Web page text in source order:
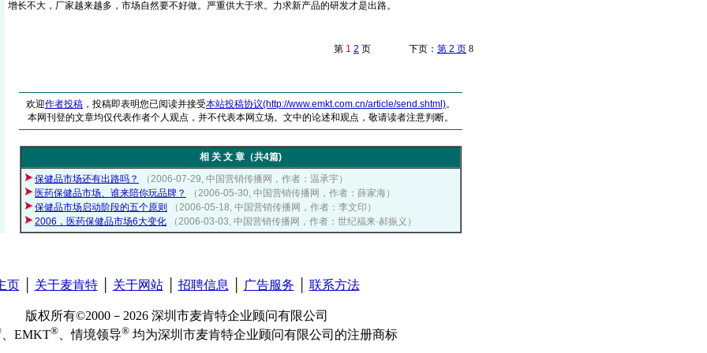
增长不大，厂家越来越多，市场自然要不好做。严重供大于求。力求新产品的研发才是出路。
第 1 2 页 下页： 第 2 页 8
欢迎作者投稿 ，投稿即表明您已阅读并接受本站投稿协议(http://www.emkt.com.cn/article/send.shtml)。
本网刊登的文章均仅代表作者个人观点，并不代表本网立场。文中的论述和观点，敬请读者注意判断。
相 关 文 章（共4篇)
保健品市场还有出路吗？
（2006-07-29, 中国营销传播网，作者：温承宇）
医药保健品市场、谁来陪你玩品牌？
（2006-05-30, 中国营销传播网，作者：薛家海）
保健品市场启动阶段的五个原则
（2006-05-18, 中国营销传播网，作者：李文印）
2006，医药保健品市场6大变化
（2006-03-03, 中国营销传播网，作者：世纪福来·郝振义）
页│ 关于麦肯特│ 关于网站│ 招聘信息 广告服务 联系方法
版权所有©2000－2026 深圳市麦肯特企业顾问有限公司
、EMKT® 、情境领导® 均为深圳市麦肯特企业顾问有限公司的注册商标